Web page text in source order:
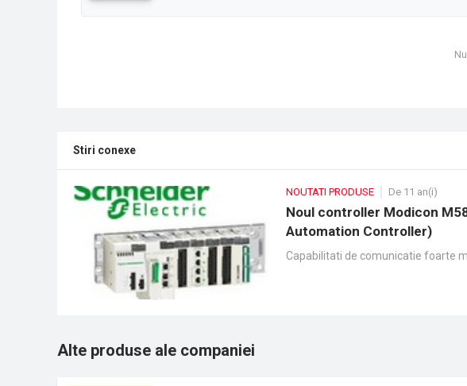
Stiri conexe
NOUTATI PRODUSE De 11 an(i)
Noul controller Modicon
Automation Controller)
Capabilitati de comunicatie foarte
Alte produse ale companiei